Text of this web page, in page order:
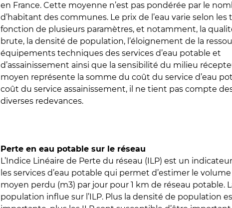
en France. Cette moyenne n’est pas pondérée par le
d’habitant des communes. Le prix de l’eau varie selon les
fonction de plusieurs paramètres, et notamment, la
brute, la densité de population, l’éloignement de la
équipements techniques des services d’eau potable et
d’assainissement ainsi que la sensibilité du milieu
moyen représente la somme du coût du service d’eau
coût du service assainissement, il ne tient pas compte
diverses redevances.
Perte en eau potable sur le réseau
L’Indice Linéaire de Perte du réseau (ILP) est un
les services d’eau potable qui permet d’estimer le volume
moyen perdu (m3) par jour pour 1 km de réseau potable.
population influe sur l’ILP. Plus la densité de population